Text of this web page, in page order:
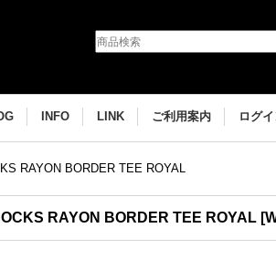
INFO LINK ご利用案内 ログ
RAYON BORDER TEE ROYAL
RAYON BORDER TEE ROYAL [